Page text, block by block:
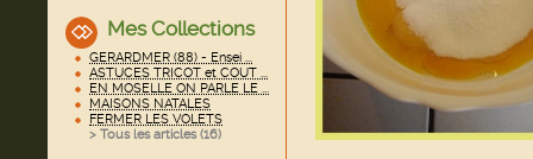
Mes Collections
GERARDMER (88) - Ensei ...
ASTUCES TRICOT et COUT ...
EN MOSELLE ON PARLE LE ...
MAISONS NATALES
FERMER LES VOLETS
> Tous les articles (16)